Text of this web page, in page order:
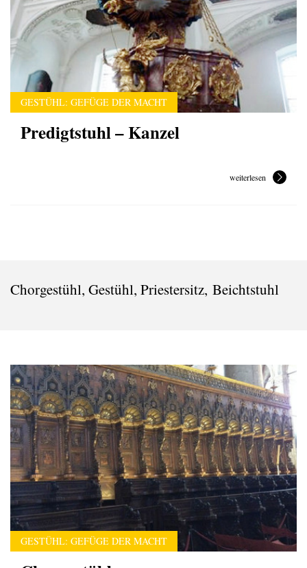
GESTÜHL: GEFÜGE DER MACHT
Predigtstuhl – Kanzel
weiterlesen
Chorgestühl, Gestühl, Priestersitz, Beichtstuhl
GESTÜHL: GEFÜGE DER MACHT